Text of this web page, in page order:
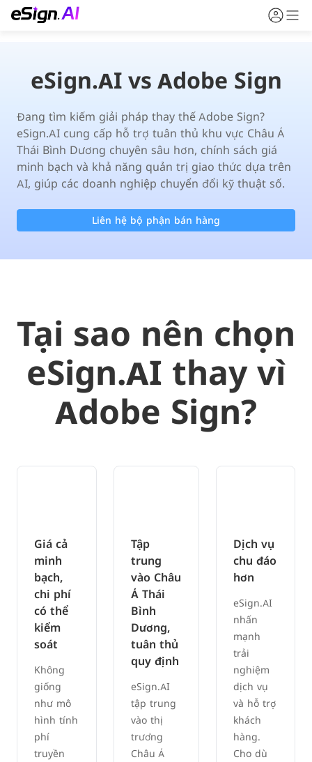
eSign.AI vs Adobe Sign
Đang tìm kiếm giải pháp thay thế Adobe Sign?
eSign.AI cung cấp hỗ trợ tuân thủ khu vực Châu Á
Thái Bình Dương chuyên sâu hơn, chính sách giá
minh bạch và khả năng quản trị giao thức dựa trên
AI, giúp các doanh nghiệp chuyển đổi kỹ thuật số.
Liên hệ bộ phận bán hàng
Tại sao nên chọn
eSign.AI thay vì
Adobe Sign?
Giá cả
minh
bạch,
chi phí
có thể
kiểm
soát
Không
giống
như mô
hình tính
phí
truyền
Tập
trung
vào Châu
Á Thái
Bình
Dương,
tuân thủ
quy định
eSign.AI
tập trung
vào thị
trường
Châu Á
Dịch vụ
chu đáo
hơn
eSign.AI
nhấn
mạnh
trải
nghiệm
dịch vụ
và hỗ trợ
khách
hàng.
Cho dù